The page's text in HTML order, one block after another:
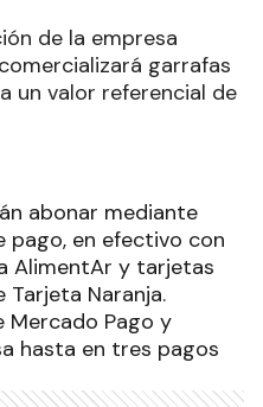
de la empresa
garrafas
un valor referencial de
abonar mediante
pago, en efectivo con
AlimentAr y tarjetas
Tarjeta Naranja.
Mercado Pago y
hasta en tres pagos